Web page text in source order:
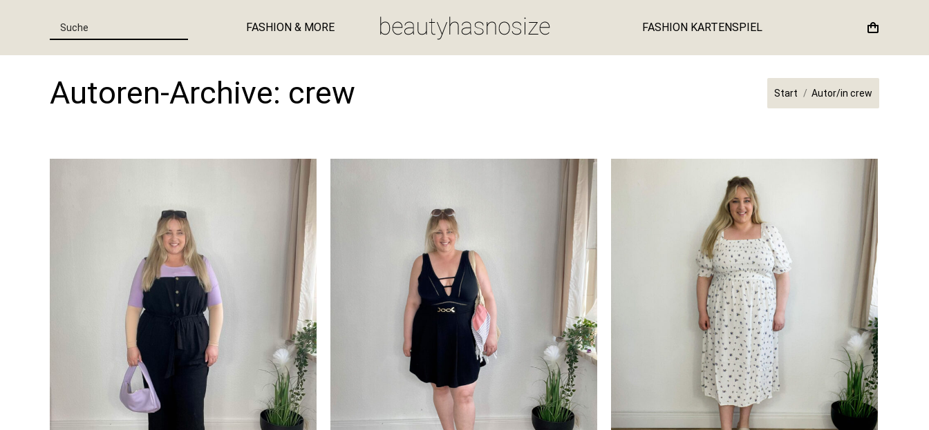
FASHION & MORE FASHION KARTENSPIEL
Autoren-Archive: crew Sie befinden sich hier:
Start Autor/in crew